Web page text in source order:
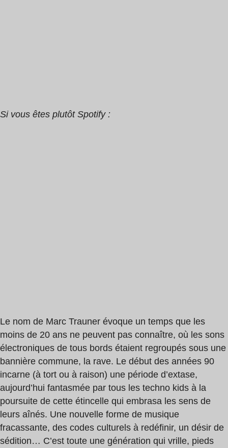
Si vous êtes plutôt Spotify :
Le nom de Marc Trauner évoque un temps que les
moins de 20 ans ne peuvent pas connaître, où les sons
électroniques de tous bords étaient regroupés sous une
bannière commune, la rave. Le début des années 90
incarne (à tort ou à raison) une période d’extase,
aujourd’hui fantasmée par tous les techno kids à la
poursuite de cette étincelle qui embrasa les sens de
leurs aînés. Une nouvelle forme de musique
fracassante, des codes culturels à redéfinir, un désir de
sédition… C’est toute une génération qui vrille, pieds